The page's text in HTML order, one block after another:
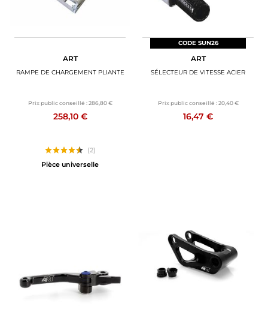
ART
RAMPE DE CHARGEMENT PLIANTE
Prix public conseillé : 286,80 €
258,10 €
(2)
Pièce universelle
CODE SUN26
ART
SÉLECTEUR DE VITESSE ACIER
Prix public conseillé : 20,40 €
16,47 €